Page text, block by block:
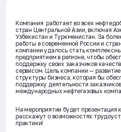
Компания работает во всех
стран Центральной Азии, включая
Узбекистан и Туркменистан. За
работы в современной России и
компании удалось стать
предприятием в регионе, чтобы
поддержку своих заказчиков
сервисом. Цель компании —
структуры бизнеса, которая бы
поддержку деятельности
международных нефтегазовых
На мероприятии будет презентация
расскажут о возможностях
практики!